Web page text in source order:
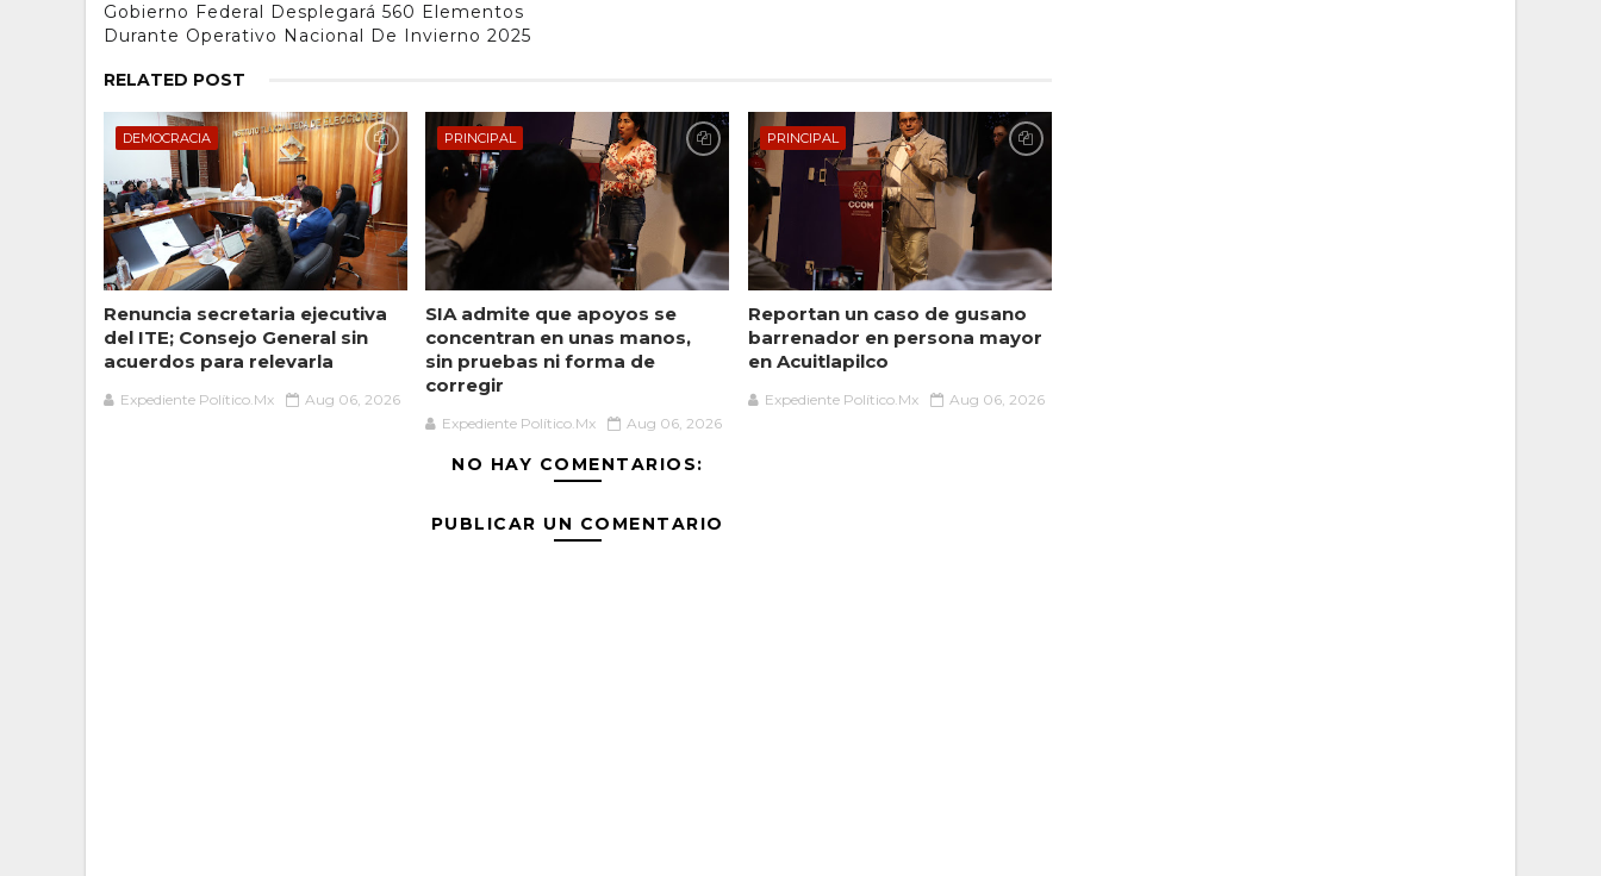
Gobierno Federal Desplegará 560 Elementos
Durante Operativo Nacional De Invierno 2025
RELATED POST
DEMOCRACIA
Renuncia secretaria ejecutiva
del ITE; Consejo General sin
acuerdos para relevarla
Expediente Político.Mx Aug 06, 2026
PRINCIPAL
SIA admite que apoyos se
concentran en unas manos,
sin pruebas ni forma de
corregir
Expediente Político.Mx Aug 06, 2026
PRINCIPAL
Reportan un caso de gusano
barrenador en persona mayor
en Acuitlapilco
Expediente Político.Mx Aug 06, 2026
NO HAY COMENTARIOS:
PUBLICAR UN COMENTARIO